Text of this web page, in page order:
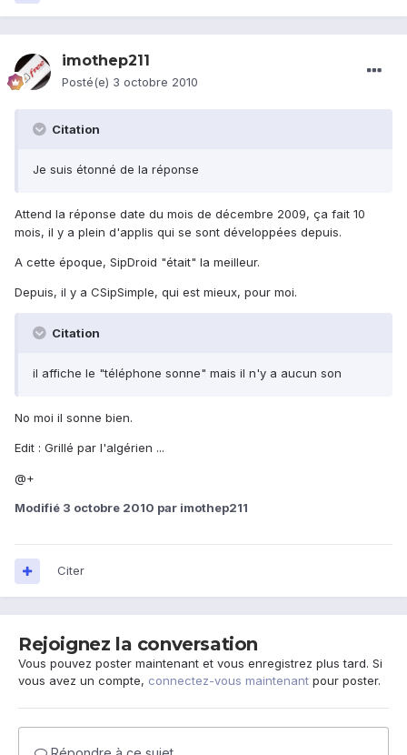
imothep211
Posté(e) 3 octobre 2010
Citation
Je suis étonné de la réponse
Attend la réponse date du mois de décembre 2009, ça fait 10
mois, il y a plein d'applis qui se sont développées depuis.
A cette époque, SipDroid "était" la meilleur.
Depuis, il y a CSipSimple, qui est mieux, pour moi.
Citation
il affiche le "téléphone sonne" mais il n'y a aucun son
No moi il sonne bien.
Edit : Grillé par l'algérien ...
@+
Modifié 3 octobre 2010 par imothep211
Citer
Rejoignez la conversation
Vous pouvez poster maintenant et vous enregistrez plus tard. Si
vous avez un compte, connectez-vous maintenant pour poster.